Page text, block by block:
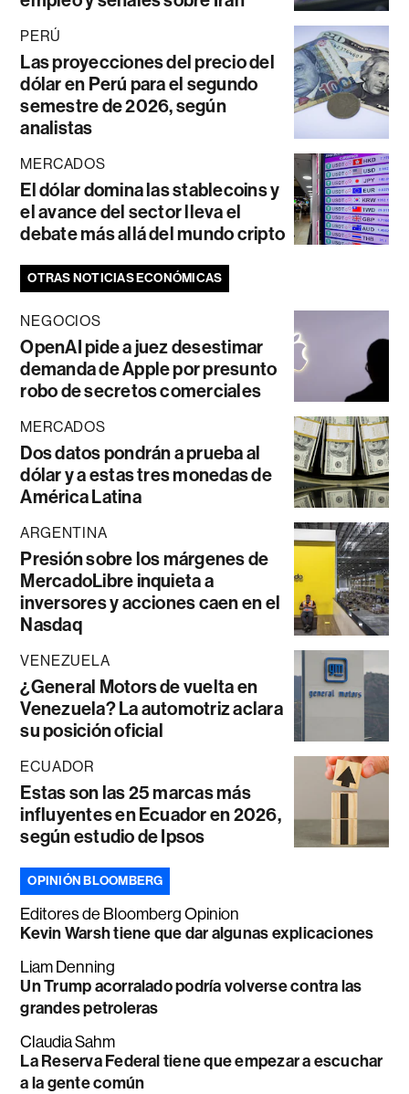
PERÚ
Las proyecciones del precio del
dólar en Perú para el segundo
semestre de 2026, según
analistas
MERCADOS
El dólar domina las stablecoins y
el avance del sector lleva el
debate más allá del mundo cripto
OTRAS NOTICIAS ECONÓMICAS
NEGOCIOS
OpenAI pide a juez desestimar
demanda de Apple por presunto
robo de secretos comerciales
MERCADOS
Dos datos pondrán a prueba al
dólar y a estas tres monedas de
América Latina
ARGENTINA
Presión sobre los márgenes de
MercadoLibre inquieta a
inversores y acciones caen en el
Nasdaq
VENEZUELA
¿General Motors de vuelta en
Venezuela? La automotriz aclara
su posición oficial
ECUADOR
Estas son las 25 marcas más
influyentes en Ecuador en 2026,
según estudio de Ipsos
OPINIÓN BLOOMBERG
Editores de Bloomberg Opinion
Kevin Warsh tiene que dar algunas explicaciones
Liam Denning
Un Trump acorralado podría volverse contra las
grandes petroleras
Claudia Sahm
La Reserva Federal tiene que empezar a escuchar
a la gente común